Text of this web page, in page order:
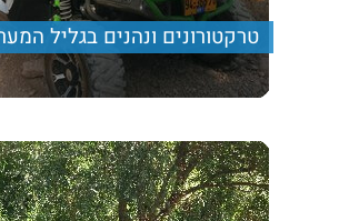
טרקטורונים ונהנים בגליל
מסלול הליכה מעט אתגרי עם הרבה
רייזרים, אירוח דרוזי וארוחה מעולה
Price per person
360 ₪
Trip length יום מלא